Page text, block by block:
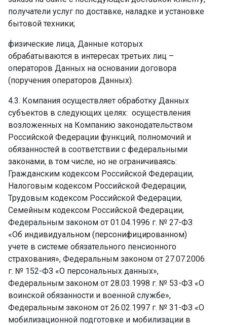
получатели услуг по доставке, наладке и установке
бытовой техники; ­
физические лица, Данные которых
обрабатываются в интересах третьих лиц –
операторов Данных на основании договора
(поручения операторов Данных).
4.3. Компания осуществляет обработку Данных
субъектов в следующих целях: ­ осуществления
возложенных на Компанию законодательством
Российской Федерации функций, полномочий и
обязанностей в соответствии с федеральными
законами, в том числе, но не ограничиваясь:
Гражданским кодексом Российской Федерации,
Налоговым кодексом Российской Федерации,
Трудовым кодексом Российской Федерации,
Семейным кодексом Российской Федерации,
Федеральным законом от 01.04.1996 г. № 27-ФЗ
«Об индивидуальном (персонифицированном)
учете в системе обязательного пенсионного
страхования», Федеральным законом от 27.07.2006
г. № 152-ФЗ «О персональных данных»,
Федеральным законом от 28.03.1998 г. № 53-ФЗ «О
воинской обязанности и военной службе»,
Федеральным законом от 26.02.1997 г. № 31-ФЗ «О
мобилизационной подготовке и мобилизации в